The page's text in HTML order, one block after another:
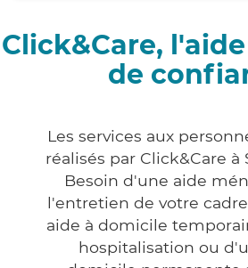
Click&Care,
de
Les services aux
réalisés par Click&Care à
Besoin d'une aide
l'entretien de votre
aide à domicile
hospitalisation ou